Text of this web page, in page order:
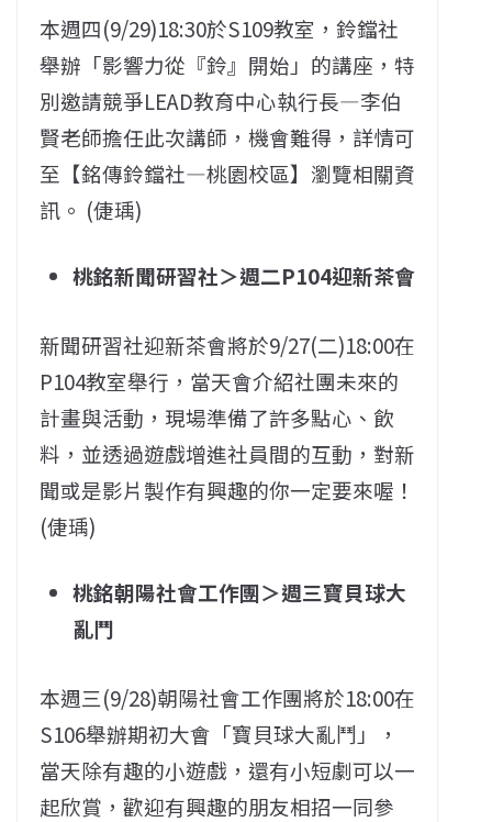
本週四(9/29)18:30於S109教室，鈴鐺社
舉辦「影響力從『鈴』開始」的講座，特
別邀請競爭LEAD教育中心執行長―李伯
賢老師擔任此次講師，機會難得，詳情可
至【銘傳鈴鐺社―桃園校區】瀏覽相關資
訊。 (倢瑀)
桃銘新聞研習社＞週二P104迎新茶會
新聞研習社迎新茶會將於9/27(二)18:00在
P104教室舉行，當天會介紹社團未來的
計畫與活動，現場準備了許多點心、飲
料，並透過遊戲增進社員間的互動，對新
聞或是影片製作有興趣的你一定要來喔！
(倢瑀)
桃銘朝陽社會工作團＞週三寶貝球大
亂鬥
本週三(9/28)朝陽社會工作團將於18:00在
S106舉辦期初大會「寶貝球大亂鬥」，
當天除有趣的小遊戲，還有小短劇可以一
起欣賞，歡迎有興趣的朋友相招一同參